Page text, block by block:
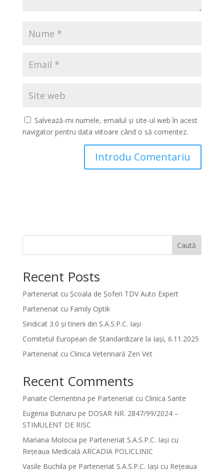
Salvează-mi numele, emailul și site-ul web în acest
navigator pentru data viitoare când o să comentez.
Caută
Recent Posts
Parteneriat cu Școala de Șoferi TDV Auto Expert
Parteneriat cu Family Optik
Sindicat 3.0 și tinerii din S.A.S.P.C. Iași
Comitetul European de Standardizare la Iași, 6.11.2025
Parteneriat cu Clinica Veterinară Zen Vet
Recent Comments
Panaite Clementina pe Parteneriat cu Clinica Sante
Eugenia Butnaru pe DOSAR NR. 2847/99/2024 –
STIMULENT DE RISC
Mariana Molocia pe Parteneriat S.A.S.P.C. Iași cu
Rețeaua Medicală ARCADIA POLICLINIC
Vasile Buchila pe Parteneriat S.A.S.P.C. Iași cu Rețeaua